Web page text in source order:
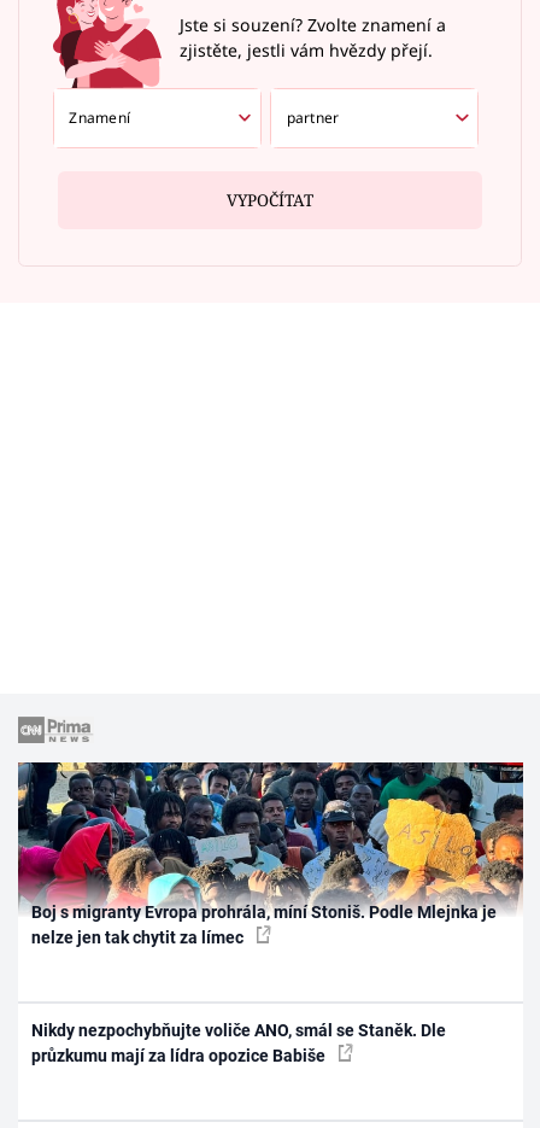
Jste si souzení? Zvolte znamení a
zjistěte, jestli vám hvězdy přejí.
VYPOČÍTAT
Boj s migranty Evropa prohrála, míní Stoniš. Podle Mlejnka je
nelze jen tak chytit za límec
Nikdy nezpochybňujte voliče ANO, smál se Staněk. Dle
průzkumu mají za lídra opozice Babiše